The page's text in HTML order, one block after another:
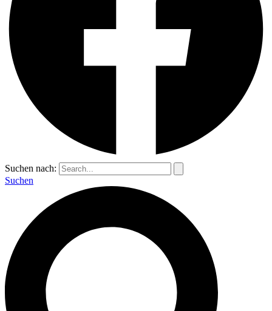
Suchen nach:
Suchen